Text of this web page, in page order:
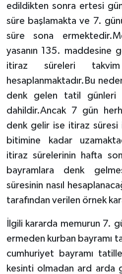
edildikten sonra ertesi
süre başlamakta ve 7.
süre sona
yasanın 135. maddesine
itiraz süreleri
hesaplanmaktadır.Bu
denk gelen tatil
dahildir.Ancak 7 gün
denk gelir ise itiraz süresi
bitimine kadar
itiraz sürelerinin hafta
bayramlara denk
süresinin nasıl
tarafından verilen örnek
İlgili kararda memurun 7.
ermeden kurban bayramı
cumhuriyet bayramı
kesinti olmadan ard arda